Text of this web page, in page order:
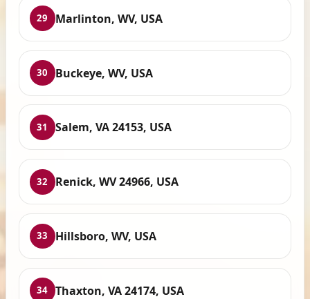
29 Marlinton, WV, USA
30 Buckeye, WV, USA
31 Salem, VA 24153, USA
32 Renick, WV 24966, USA
33 Hillsboro, WV, USA
34 Thaxton, VA 24174, USA